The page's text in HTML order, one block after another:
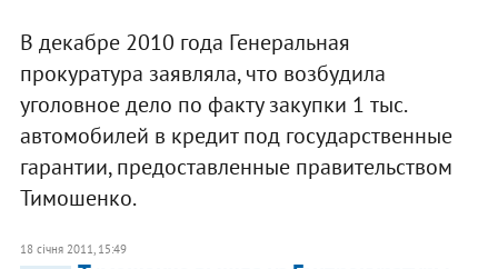
В декабре 2010 года Генеральная
прокуратура заявляла, что возбудила
уголовное дело по факту закупки 1 тыс.
автомобилей в кредит под государственные
гарантии, предоставленные правительством
Тимошенко.
18 січня 2011, 15:49